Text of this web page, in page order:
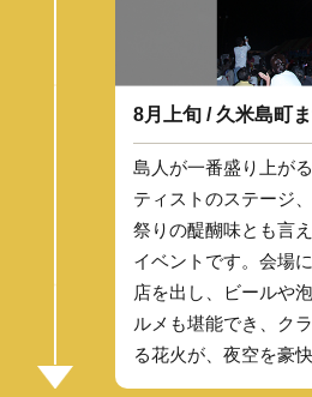
8月上旬 / 久米島町
島人が一番盛り上が
ティストのステージ
祭りの醍醐味とも言
イベントです。会場
店を出し、ビールや
ルメも堪能でき、ク
る花火が、夜空を豪